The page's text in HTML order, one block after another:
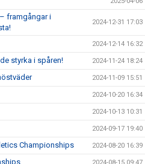
framgångar i
2024-12-31 17:03
2024-12-14 16:32
styrka i spåren! 2024-11-24 18:24
2024-11-09 15:51
2024-10-20 16:34
2024-10-13 10:31
2024-09-17 19:40
Championships 2024-08-20 16:39